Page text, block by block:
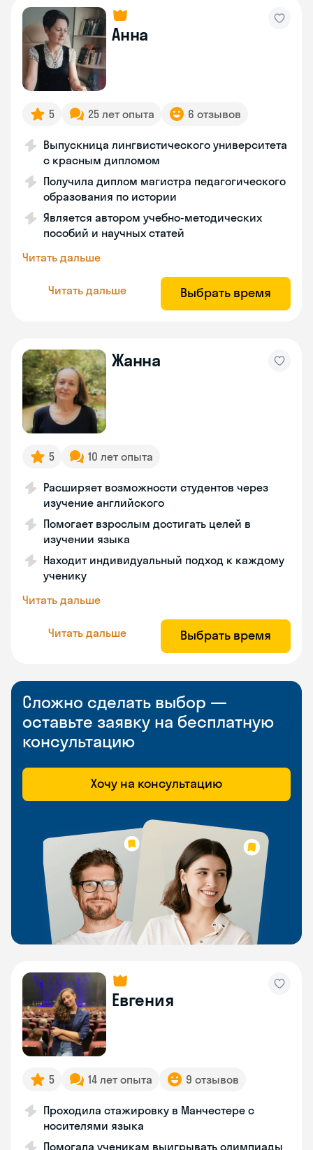
Анна
5 25 лет опыта 6 отзывов
Выпускница лингвистического университета
с красным дипломом
Получила диплом магистра педагогического
образования по истории
Является автором учебно-методических
пособий и научных статей
Читать дальше
Читать дальше Выбрать время
Жанна
5 10 лет опыта
Расширяет возможности студентов через
изучение английского
Помогает взрослым достигать целей в
изучении языка
Находит индивидуальный подход к каждому
ученику
Читать дальше
Читать дальше Выбрать время
Сложно сделать выбор —
оставьте заявку на бесплатную
консультацию
Хочу на консультацию
Евгения
5 14 лет опыта 9 отзывов
Проходила стажировку в Манчестере с
носителями языка
Помогала ученикам выигрывать олимпиады